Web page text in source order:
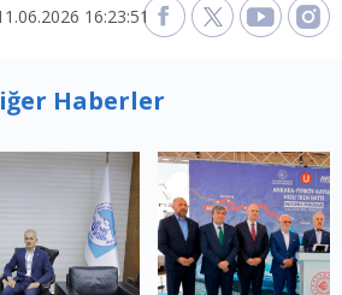
16:23:51
Haberler